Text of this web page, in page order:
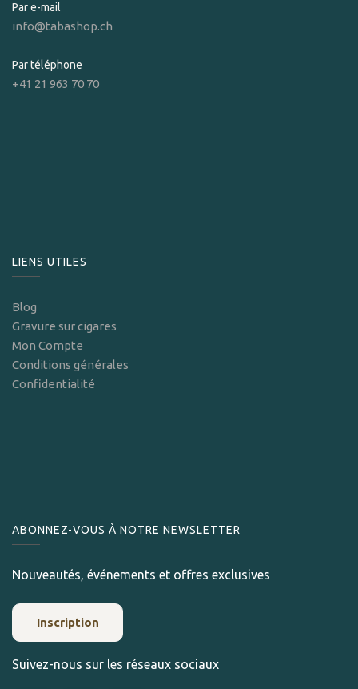
Par e-mail
info@tabashop.ch
Par téléphone
+41 21 963 70 70
LIENS UTILES
Blog
Gravure sur cigares
Mon Compte
Conditions générales
Confidentialité
ABONNEZ-VOUS À NOTRE NEWSLETTER
Nouveautés, événements et offres exclusives
Inscription
Suivez-nous sur les réseaux sociaux